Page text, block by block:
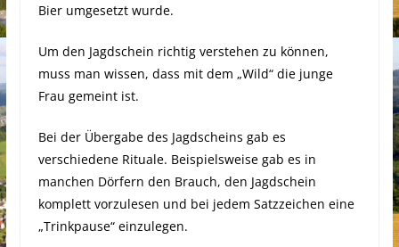
Bier umgesetzt wurde.
Um den Jagdschein richtig verstehen zu können,
muss man wissen, dass mit dem „Wild“ die junge
Frau gemeint ist.
Bei der Übergabe des Jagdscheins gab es
verschiedene Rituale. Beispielsweise gab es in
manchen Dörfern den Brauch, den Jagdschein
komplett vorzulesen und bei jedem Satzzeichen eine
„Trinkpause“ einzulegen.